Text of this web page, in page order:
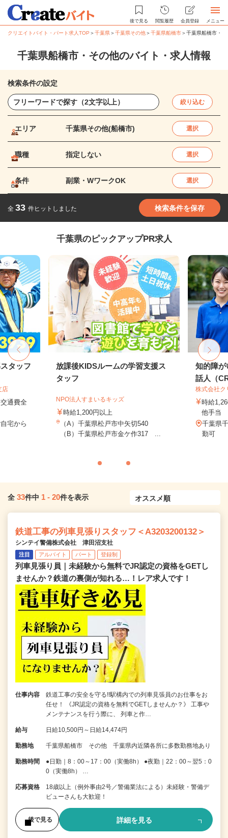
後で見る 閲覧履歴 会員登録 メニュー
クリエイトバイト・パート求人TOP ＞千葉県＞千葉県その他＞千葉県船橋市＞千葉県船橋市・
千葉県船橋市・その他のバイト・求人情報
検索条件の設定
絞り込む
エリア 千葉県その他(船橋市) 選択
職種 指定しない 選択
条件 副業・WワークOK 選択
全 33 件ヒットしました 検索条件を保存
千葉県のピックアップPR求人
タッフ
店
通費全
宅から
放課後KIDSルームの学習支援ス
タッフ
NPO法人すまいるキッズ
時給1,200円以上
（A）千葉県松戸市中矢切540
（B）千葉県松戸市金ケ作317 ...
知的障が
話人（
株式会社ク
時給
他手当
千葉県
勤可
全 33件中 1 - 20件を表示
鉄道工事の列車見張りスタッフ＜A3203200132＞
シンテイ警備株式会社 津田沼支社
注目 アルバイト パート 登録制
列車見張り員｜未経験から無料でJR認定の資格をGETし
ませんか？鉄道の裏側が知れる…！レア求人です！
仕事内容
鉄道工事の安全を守る!!駅構内での列車見張員のお仕事をお
任せ！ 《JR認定の資格を無料でGETしませんか？》 工事や
メンテナンスを行う際に、 列車と作…
給与 日給10,500円～日給14,474円
勤務地 千葉県船橋市 その他 千葉県内近隣各所に多数勤務地あり
勤務時間
●日勤｜8：00～17：00（実働8h） ●夜勤｜22：00～翌5：0
0（実働8h） …
応募資格
18歳以上（例外事由2号／警備業法による）未経験・警備デ
ビューさんも大歓迎！
後で見る 詳細を見る